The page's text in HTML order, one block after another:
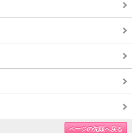
ページの先頭へ戻る